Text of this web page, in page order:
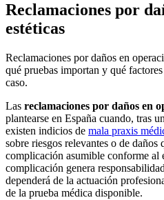
Reclamaciones por
estéticas
Reclamaciones por daños en
qué pruebas importan y qué
caso.
Las reclamaciones por daños en
plantearse en España cuando, tras
existen indicios de mala praxis
sobre riesgos relevantes o de daños
complicación asumible conforme al
complicación genera
dependerá de la actuación
de la prueba médica disponible.